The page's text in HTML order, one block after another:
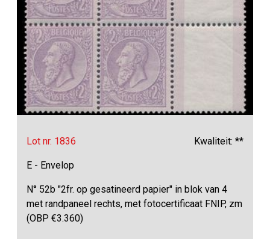
Lot nr. 1836 Kwaliteit: **
E - Envelop
N° 52b "2fr. op gesatineerd papier" in blok van 4
met randpaneel rechts, met fotocertificaat FNIP, zm
(OBP €3.360)